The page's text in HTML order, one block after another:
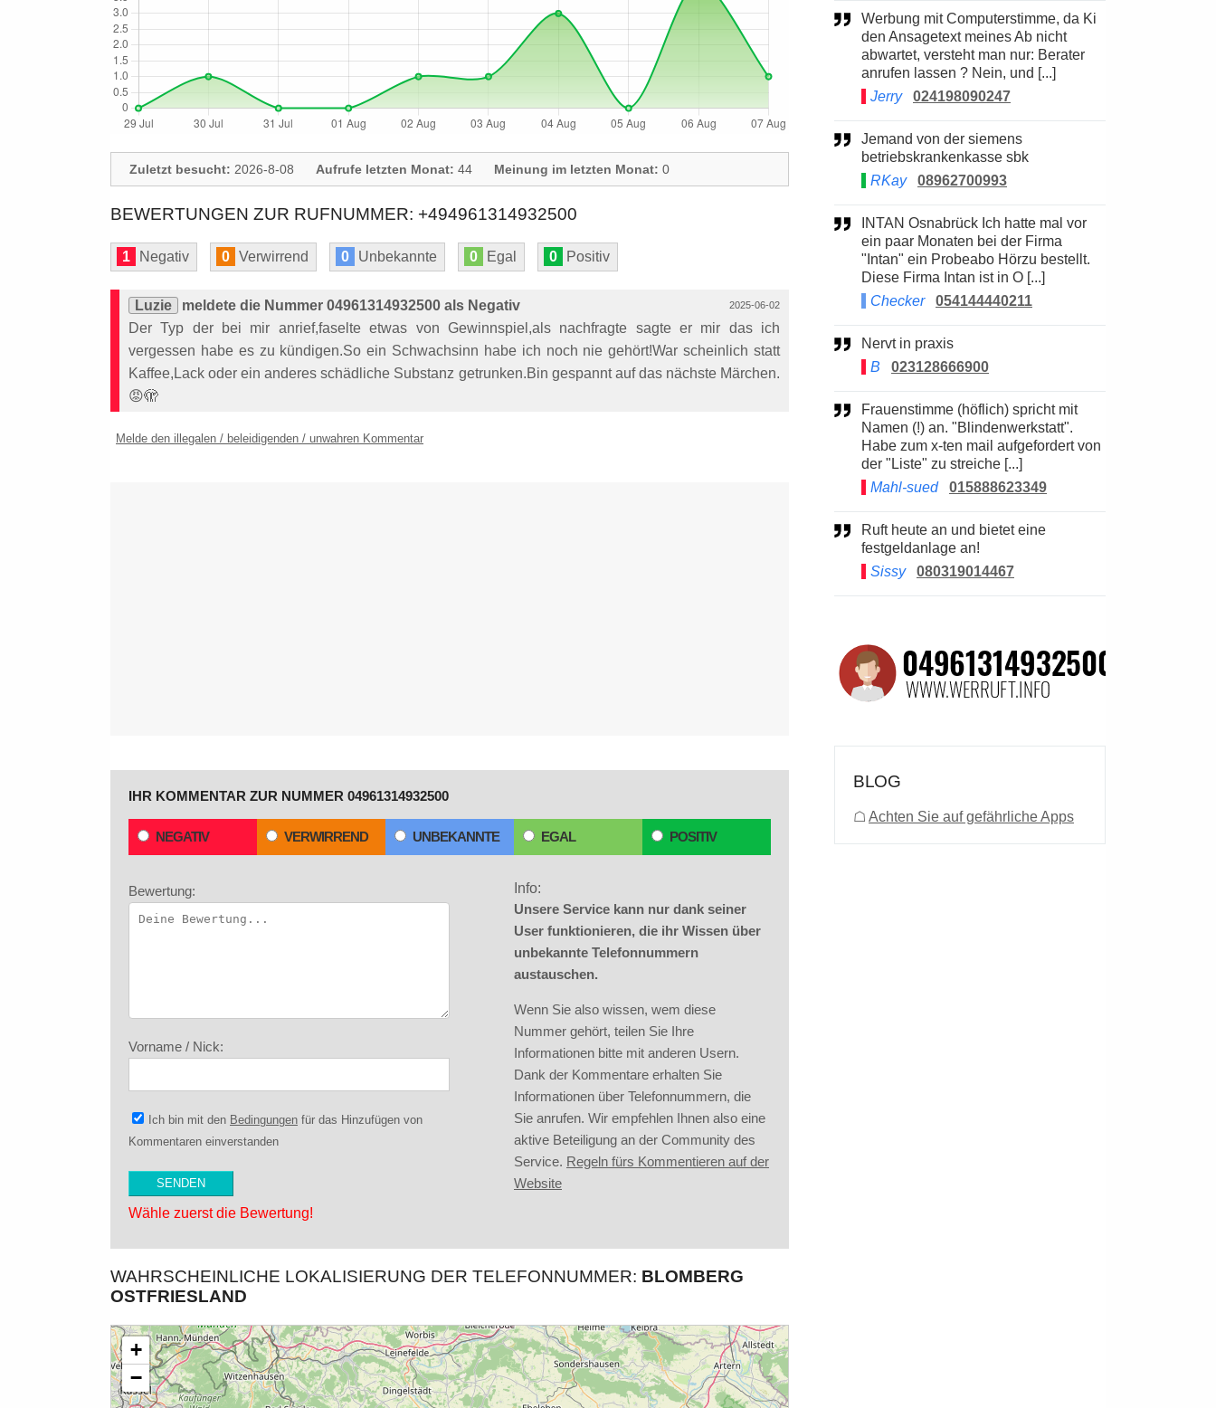
Zuletzt besucht: 2026-8-08 Aufrufe letzten Monat: 44 Meinung im letzten Monat: 0
BEWERTUNGEN ZUR RUFNUMMER: +494961314932500
1 Negativ 0 Verwirrend 0 Unbekannte 0 Egal 0 Positiv
2025-06-02
Luzie
meldete die Nummer 04961314932500 als Negativ
Der Typ der bei mir anrief,faselte etwas von Gewinnspiel,als nachfragte sagte er mir das ich
vergessen habe es zu kündigen.So ein Schwachsinn habe ich noch nie gehört!War scheinlich statt
Kaffee,Lack oder ein anderes schädliche Substanz getrunken.Bin gespannt auf das nächste Märchen.
😡🫣
Melde den illegalen / beleidigenden / unwahren Kommentar
IHR KOMMENTAR ZUR NUMMER 04961314932500
NEGATIV VERWIRREND UNBEKANNTE EGAL POSITIV
Bewertung:
Vorname / Nick:
Ich bin mit den Bedingungen für das Hinzufügen von
Kommentaren einverstanden
Wähle zuerst die Bewertung!
Info:
Unsere Service kann nur dank seiner
User funktionieren, die ihr Wissen über
unbekannte Telefonnummern
austauschen.
Wenn Sie also wissen, wem diese
Nummer gehört, teilen Sie Ihre
Informationen bitte mit anderen Usern.
Dank der Kommentare erhalten Sie
Informationen über Telefonnummern, die
Sie anrufen. Wir empfehlen Ihnen also eine
aktive Beteiligung an der Community des
Service. Regeln fürs Kommentieren auf der
Website
WAHRSCHEINLICHE LOKALISIERUNG DER TELEFONNUMMER: BLOMBERG
OSTFRIESLAND
Werbung mit Computerstimme, da Ki
den Ansagetext meines Ab nicht
abwartet, versteht man nur: Berater
anrufen lassen ? Nein, und [...]
Jerry
024198090247
Jemand von der siemens
betriebskrankenkasse sbk
RKay
08962700993
ein paar Monaten bei der Firma
"Intan" ein Probeabo Hörzu bestellt.
Diese Firma Intan ist in O [...]
Checker
054144440211
Nervt in praxis
B
023128666900
Frauenstimme (höflich) spricht mit
Namen (!) an. "Blindenwerkstatt".
Habe zum x-ten mail aufgefordert von
der "Liste" zu streiche [...]
Mahl-sued
015888623349
Ruft heute an und bietet eine
festgeldanlage an!
Sissy
080319014467
BLOG
☖ Achten Sie auf gefährliche Apps